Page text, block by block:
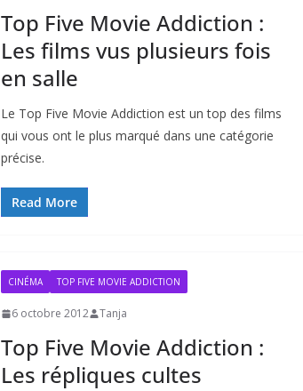
Top Five Movie Addiction :
Les films vus plusieurs fois
en salle
Le Top Five Movie Addiction est un top des films
qui vous ont le plus marqué dans une catégorie
précise.
Read More
CINÉMA TOP FIVE MOVIE ADDICTION
6 octobre 2012 Tanja
Top Five Movie Addiction :
Les répliques cultes